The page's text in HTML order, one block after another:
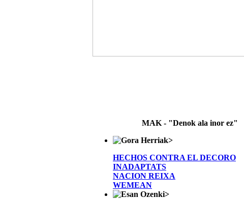
MAK - "Denok ala inor ez"
>
HECHOS CONTRA EL DECORO
INADAPTATS
NACION REIXA
WEMEAN
>